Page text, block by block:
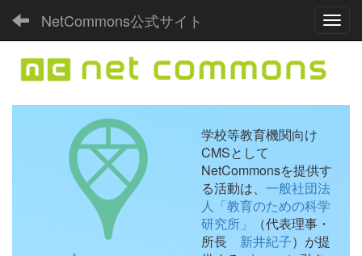
NetCommons公式サイト
学校等教育機関向け
CMSとして
NetCommonsを提供す
る活動は、 一般社団法
人「教育のための科学
研究所」
（代表理事・
所長 新井紀子）が提